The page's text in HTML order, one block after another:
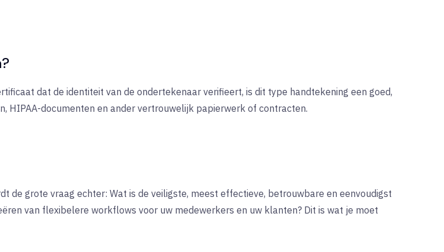
dat de identiteit van de ondertekenaar verifieert, is dit type handtekening een goed,
HIPAA-documenten en ander vertrouwelijk papierwerk of contracten.
de grote vraag echter: Wat is de veiligste, meest effectieve, betrouwbare en eenvoudigst
van flexibelere workflows voor uw medewerkers en uw klanten? Dit is wat je moet